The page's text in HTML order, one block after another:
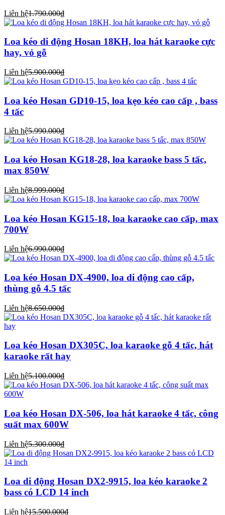
Liên hệ1.790.000₫
Loa kéo di động Hosan 18KH, loa hát karaoke cực
hay, vỏ gỗ
Liên hệ5.900.000₫
Loa kéo Hosan GD10-15, loa kẹo kéo cao cấp , bass
4 tấc
Liên hệ5.990.000₫
Loa kéo Hosan KG18-28, loa karaoke bass 5 tấc,
max 850W
Liên hệ8.999.000₫
Loa kéo Hosan KG15-18, loa karaoke cao cấp, max
700W
Liên hệ6.990.000₫
Loa kéo Hosan DX-4900, loa di động cao cấp,
thùng gỗ 4.5 tấc
Liên hệ8.650.000₫
Loa kéo Hosan DX305C, loa karaoke gỗ 4 tấc, hát
karaoke rất hay
Liên hệ5.100.000₫
Loa kéo Hosan DX-506, loa hát karaoke 4 tấc, công
suất max 600W
Liên hệ5.300.000₫
Loa di động Hosan DX2-9915, loa kéo karaoke 2
bass có LCD 14 inch
Liên hệ15.500.000₫